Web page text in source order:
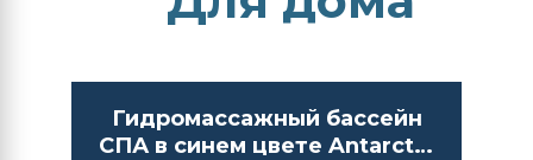
Гидромассажный бассейн
СПА в синем цвете Antarctic